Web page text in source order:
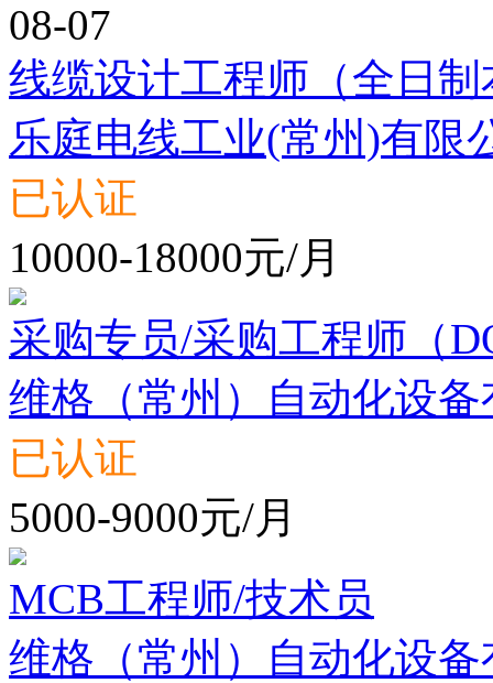
08-07
线缆设计工程师（全日制
乐庭电线工业(常州)有限
已认证
10000-18000元/月
采购专员/采购工程师（
维格（常州）自动化设
已认证
5000-9000元/月
MCB工程师/技术员
维格（常州）自动化设